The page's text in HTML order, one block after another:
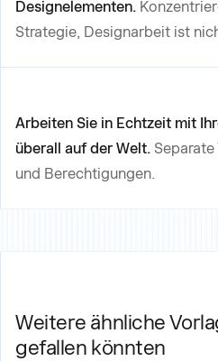
Designelementen.
Strategie, Designarbeit ist
Arbeiten Sie in Echtzeit mit
überall auf der Welt.
und Berechtigungen.
Weitere ähnliche
gefallen könnten